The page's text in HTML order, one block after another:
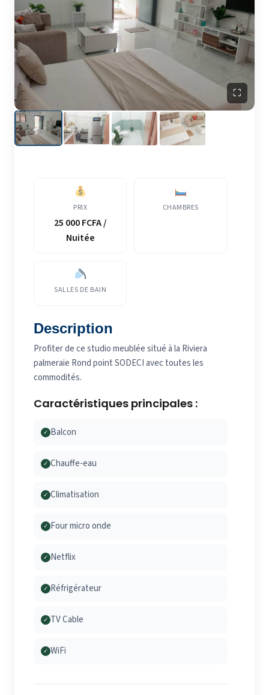
⛶
PRIX
25 000 FCFA /
Nuitée
CHAMBRES
SALLES DE BAIN
Description
Profiter de ce studio meublée situé à la Riviera
palmeraie Rond point SODECI avec toutes les
commodités.
Caractéristiques principales :
✓ Balcon
✓ Chauffe-eau
✓ Climatisation
✓ Four micro onde
✓ Netflix
✓ Réfrigérateur
✓ TV Cable
✓ WiFi